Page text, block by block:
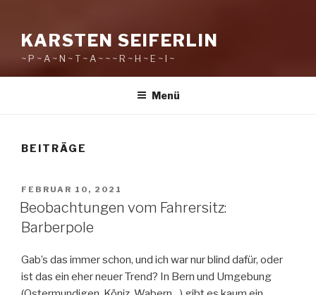
KARSTEN SEIFERLIN
~ P ~ A ~ N ~ T ~ A ~ ~ ~ R ~ H ~ E ~ I ~
Menü
BEITRÄGE
VERÖFFENTLICHT
AM
FEBRUAR 10, 2021
Beobachtungen vom Fahrersitz:
Barberpole
Gab’s das immer schon, und ich war nur blind dafür, oder
ist das ein eher neuer Trend? In Bern und Umgebung